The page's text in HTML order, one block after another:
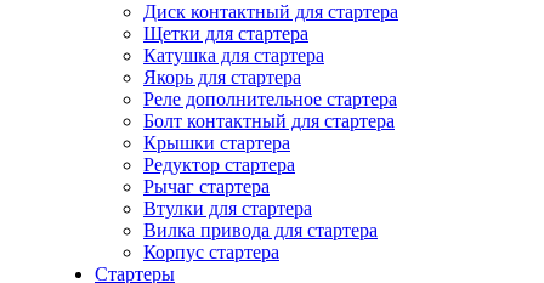
Диск контактный для стартера
Щетки для стартера
Катушка для стартера
Якорь для стартера
Реле дополнительное стартера
Болт контактный для стартера
Крышки стартера
Редуктор стартера
Рычаг стартера
Втулки для стартера
Вилка привода для стартера
Корпус стартера
Стартеры